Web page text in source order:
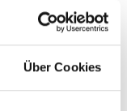
Über Cookies